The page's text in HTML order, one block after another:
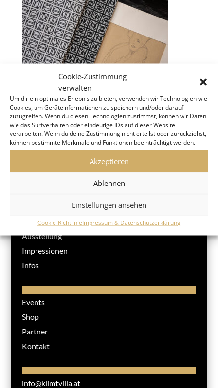
Cookie-Zustimmung
verwalten
Um dir ein optimales Erlebnis zu bieten, verwenden wir Technologien wie
Cookies, um Geräteinformationen zu speichern und/oder darauf
zuzugreifen. Wenn du diesen Technologien zustimmst, können wir Daten
wie das Surfverhalten oder eindeutige IDs auf dieser Website
verarbeiten. Wenn du deine Zustimmung nicht erteilst oder zurückziehst,
können bestimmte Merkmale und Funktionen beeinträchtigt werden.
Akzeptieren
Ablehnen
Einstellungen ansehen
Cookie-RichtlinieImpressum & Datenschutzerklärung
KLIMT VILLA WIEN
Klimt Villa
Ausstellung
Impressionen
Infos
Events
Shop
Partner
Kontakt
info@klimtvilla.at